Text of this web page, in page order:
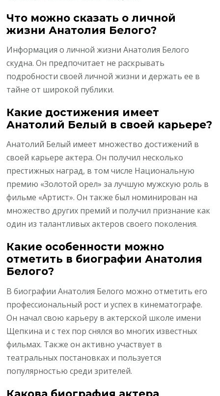
Что можно сказать о личной
жизни Анатолия Белого?
Информация о личной жизни Анатолия Белого
скудна. Он предпочитает не раскрывать
подробности своей личной жизни и держать ее в
тайне от широкой публики.
Какие достижения имеет
Анатолий Белый в своей карьере?
Анатолий Белый имеет множество достижений в
своей карьере актера. Он получил несколько
престижных наград, в том числе Национальную
премию «Золотой орел» за лучшую мужскую роль в
фильме «Артист». Он также был номинирован на
множество других премий и получил признание как
один из талантливых актеров своего поколения.
Какие особенности можно
отметить в биографии Анатолия
Белого?
В биографии Анатолия Белого можно отметить его
профессиональный рост и успех в кинематографе.
Он начал свою карьеру в актерской школе имени
Щепкина и с тех пор снялся во многих известных
фильмах. Также он активно участвует в
театральных постановках и пользуется
популярностью среди зрителей.
Какова биография актера